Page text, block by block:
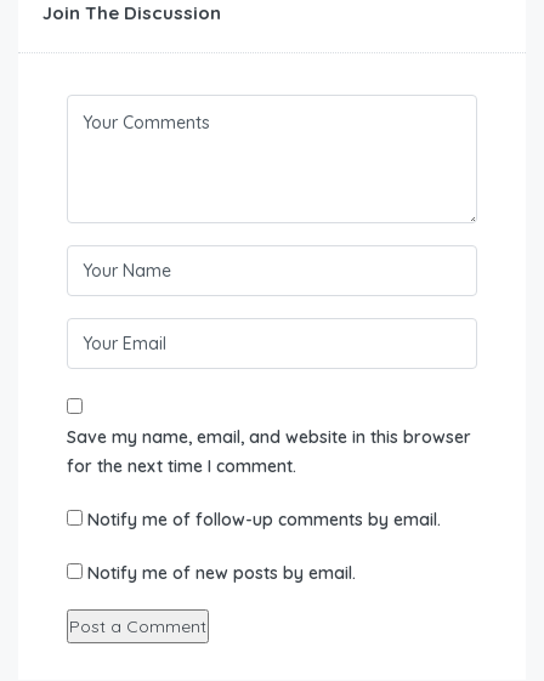
Join The Discussion
Save my name, email, and website in this browser
for the next time I comment.
Notify me of follow-up comments by email.
Notify me of new posts by email.